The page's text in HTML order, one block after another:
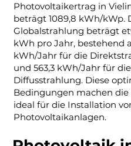
Photovoltaikertrag in
beträgt 1089,8 kWh/kWp.
Globalstrahlung beträgt
kWh pro Jahr, bestehend
kWh/Jahr für die
und 563,3 kWh/Jahr für die
Diffusstrahlung. Diese
Bedingungen machen die
ideal für die Installation
Photovoltaikanlagen.